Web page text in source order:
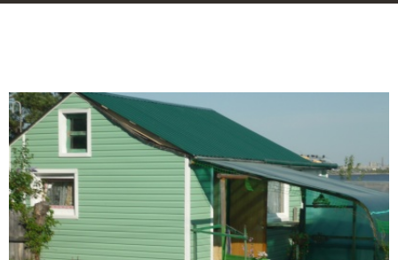
Фото
Сейчас обсуждают
Душевное рукотворчество